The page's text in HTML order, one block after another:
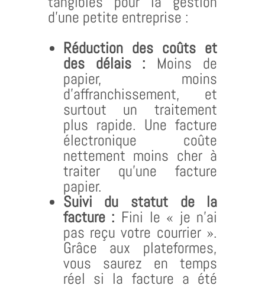
d’une petite entreprise :
Réduction des coûts et
des délais : Moins de
papier, moins
d’affranchissement, et
surtout un traitement
plus rapide. Une facture
électronique coûte
nettement moins cher à
traiter qu’une facture
papier.
Suivi du statut de la
facture : Fini le « je n’ai
pas reçu votre courrier ».
Grâce aux plateformes,
vous saurez en temps
réel si la facture a été